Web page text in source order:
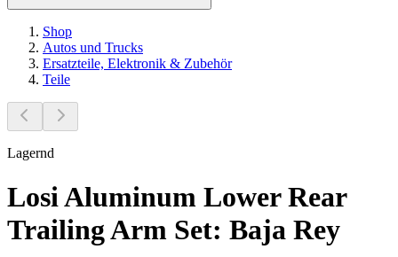
Shop
Autos und Trucks
Ersatzteile, Elektronik & Zubehör
Teile
Lagernd
Losi Aluminum Lower Rear
Trailing Arm Set: Baja Rey